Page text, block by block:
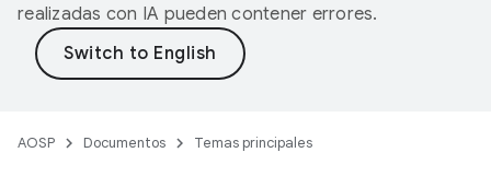
realizadas con IA pueden contener errores.
AOSP Documentos Temas principales